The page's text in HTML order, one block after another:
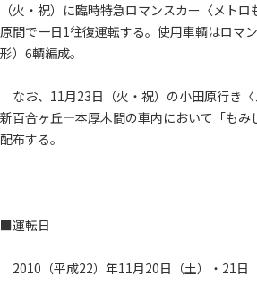
（火・祝）に臨時特急ロマンスカー〈メト
原間で一日1往復運転する。使用車輌はロマ
形）6輌編成。
なお、11月23日（火・祝）の小田原行き〈
新百合ヶ丘―本厚木間の車内において「もみ
配布する。
■運転日
2010（平成22）年11月20日（土）・21日